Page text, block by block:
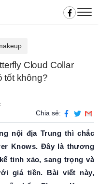
Cloud Collar
tốt không?
Chia sẻ:
nội địa Trung thì chắc
Knows. Đây là thương
tinh xảo, sang trọng và
giá tiền. Bài viết này,